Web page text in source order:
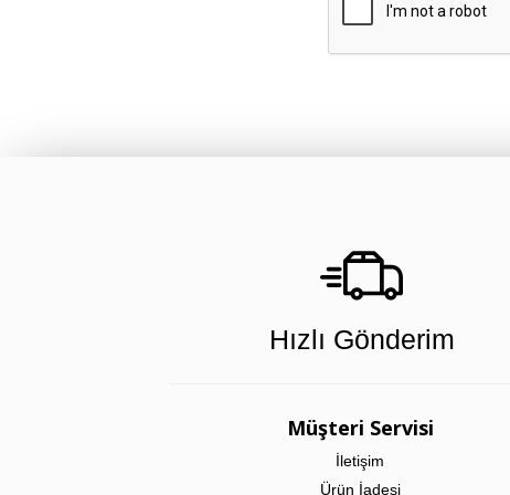
Hızlı Gönderim
Müşteri Servisi
İletişim
Ürün İadesi